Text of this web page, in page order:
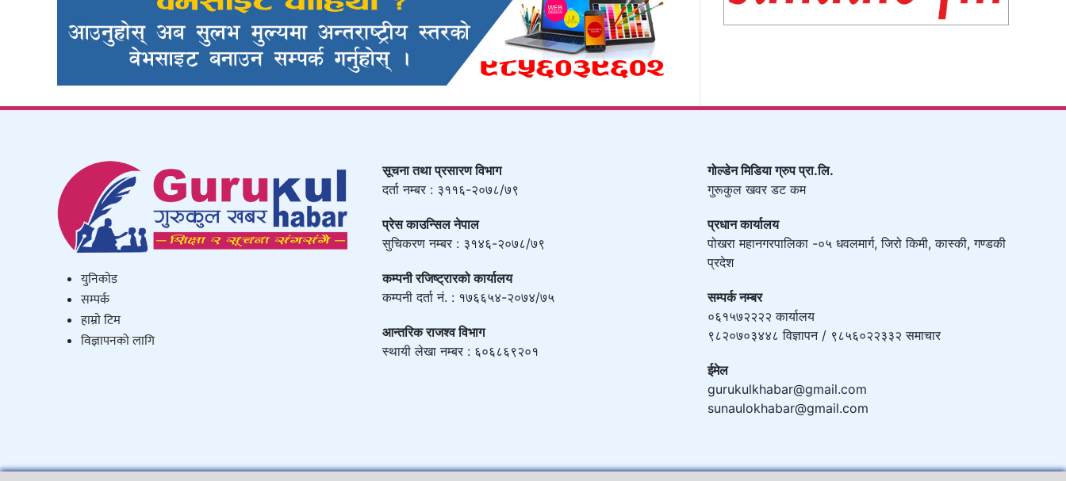
युनिकाेड
सम्पर्क
हाम्राे टिम
विज्ञापनको लागि
सूचना तथा प्रसारण विभाग
दर्ता नम्बर : ३११६-२०७८/७९
प्रेस काउन्सिल नेपाल
सुचिकरण नम्बर : ३१४६-२०७८/७९
कम्पनी रजिष्ट्रारको कार्यालय
कम्पनी दर्ता नं. : १७६६५४-२०७४/७५
आन्तरिक राजश्व विभाग
स्थायी लेखा नम्बर : ६०६८६९२०१
गोल्डेन मिडिया ग्रुप प्रा.लि.
गुरूकुल खवर डट कम
प्रधान कार्यालय
पोखरा महानगरपालिका -०५ धवलमार्ग, जिरो किमी, कास्की, गण्डकी
प्रदेश
सम्पर्क नम्बर
०६१५७२२२२ कार्यालय
९८२०७०३४४८ विज्ञापन / ९८५६०२२३३२ समाचार
ईमेल
gurukulkhabar@gmail.com
sunaulokhabar@gmail.com